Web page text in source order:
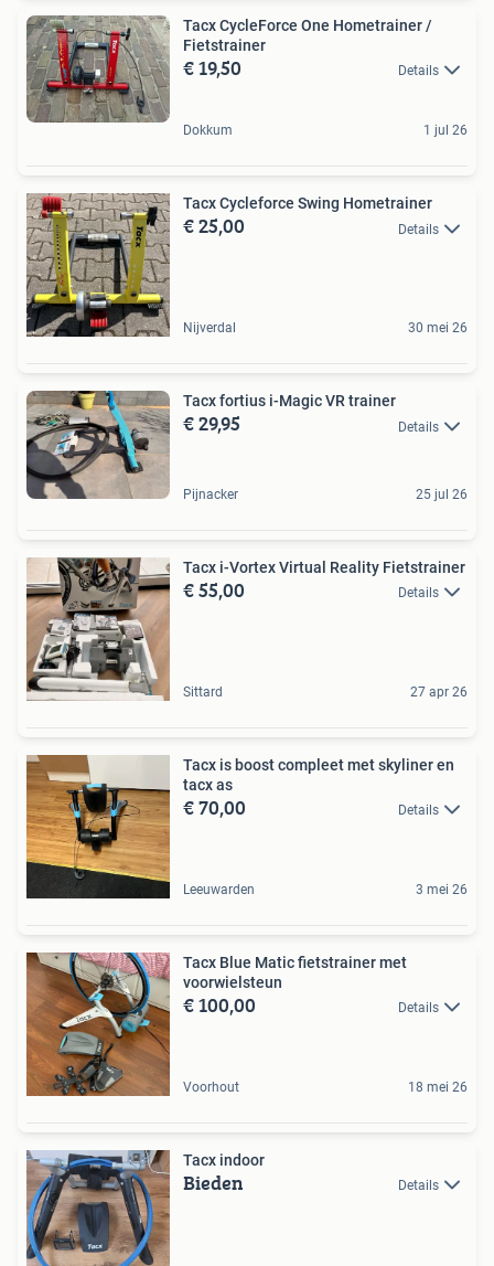
Tacx CycleForce One Hometrainer /
Fietstrainer
€ 19,50 Details
Dokkum 1 jul 26
Tacx Cycleforce Swing Hometrainer
€ 25,00 Details
Nijverdal 30 mei 26
Tacx fortius i-Magic VR trainer
€ 29,95 Details
Pijnacker 25 jul 26
Tacx i-Vortex Virtual Reality Fietstrainer
€ 55,00 Details
Sittard 27 apr 26
Tacx is boost compleet met skyliner en
tacx as
€ 70,00 Details
Leeuwarden 3 mei 26
Tacx Blue Matic fietstrainer met
voorwielsteun
€ 100,00 Details
Voorhout 18 mei 26
Tacx indoor
Bieden Details